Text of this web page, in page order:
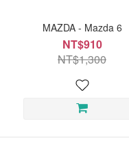
MAZDA - Mazda 6
NT$910
NT$1,300